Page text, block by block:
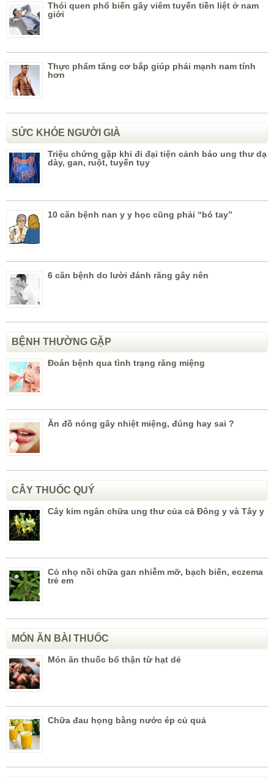
Thói quen phổ biến gây viêm tuyến tiền liệt ở nam
giới
Thực phẩm tăng cơ bắp giúp phái mạnh nam tính
hơn
SỨC KHỎE NGƯỜI GIÀ
Triệu chứng gặp khi đi đại tiện cảnh báo ung thư dạ
dày, gan, ruột, tuyến tụy
10 căn bệnh nan y y học cũng phải “bó tay”
6 căn bệnh do lười đánh răng gây nên
BỆNH THƯỜNG GẶP
Đoán bệnh qua tình trạng răng miệng
Ăn đồ nóng gây nhiệt miệng, đúng hay sai ?
CÂY THUỐC QUÝ
Cây kim ngân chữa ung thư của cả Đông y và Tây y
Cỏ nhọ nồi chữa gan nhiễm mỡ, bạch biến, eczema
trẻ em
MÓN ĂN BÀI THUỐC
Món ăn thuốc bổ thận từ hạt dẻ
Chữa đau họng bằng nước ép củ quả